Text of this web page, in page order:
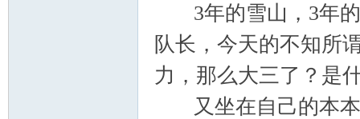
3年的雪山，3年的
队长，今天的不知所
力，那么大三了？是
又坐在自己的本本